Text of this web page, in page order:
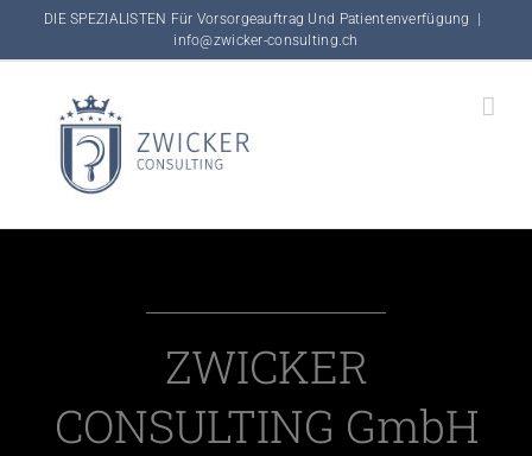
to
content
DIE SPEZIALISTEN Für Vorsorgeauftrag Und Patientenverfügung
info@zwicker-consulting.ch
ZWICKER
CONSULTING GmbH